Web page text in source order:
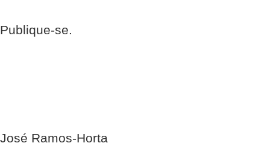
Publique-se.
José Ramos-Horta